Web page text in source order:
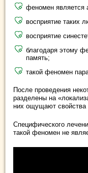
феномен является
восприятие таких
восприятие
благодаря этому
память;
такой феномен
После проведения
разделены на
них ощущают свойства
Специфического
такой феномен не